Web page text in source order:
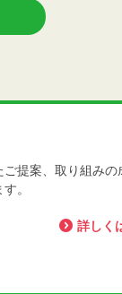
提案、取り組み
。
詳しく